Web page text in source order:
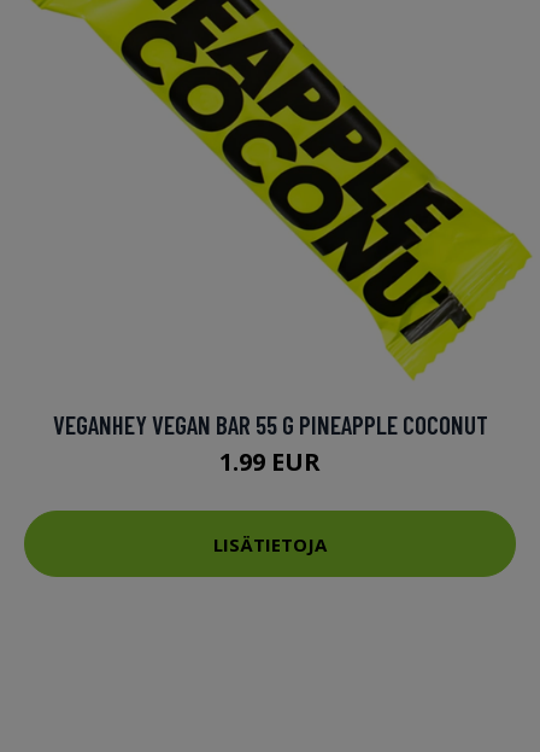
VEGANHEY VEGAN BAR 55 G PINEAPPLE COCONUT
1.99 EUR
LISÄTIETOJA